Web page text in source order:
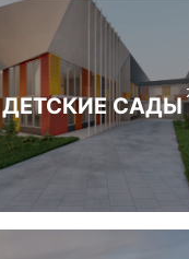
ДЕТСКИЕ САДЫ